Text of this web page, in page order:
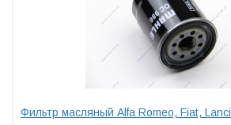
Фильтр масляный Alfa Romeo, Fiat,